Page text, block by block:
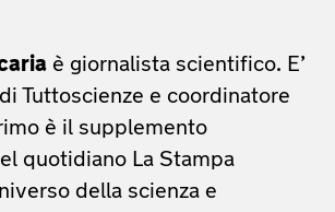
è giornalista scientifico. E’
Tuttoscienze e coordinatore
è il supplemento
quotidiano La Stampa
della scienza e